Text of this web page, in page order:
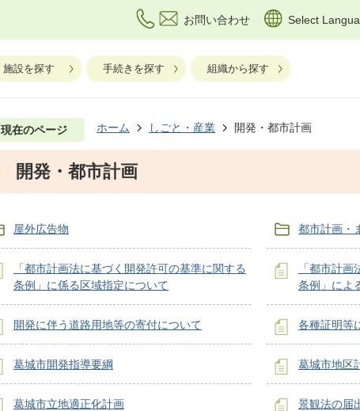
お問い合わせ Select
施設を探す 手続きを探す 組織から探す
現在のページ ホーム しごと・産業 開発・都市計画
開発・都市計画
屋外広告物 都市計画・
「都市計画法に基づく開発許可の基準に関する
条例」に係る区域指定について
「都市計
条例」によ
開発に伴う道路用地等の寄付について 各種証明等
葛城市開発指導要綱 葛城市地区
葛城市立地適正化計画 景観法の届